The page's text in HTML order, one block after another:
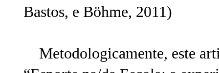
Bastos, e Böhme, 2011)
Metodologicamente, este